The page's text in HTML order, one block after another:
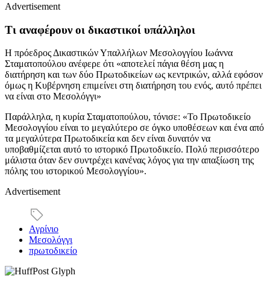
Advertisement
Τι αναφέρουν οι δικαστικοί υπάλληλοι
Η πρόεδρος Δικαστικών Υπαλλήλων Μεσολογγίου Ιωάννα
Σταματοπούλου ανέφερε ότι «αποτελεί πάγια θέση μας η
διατήρηση και των δύο Πρωτοδικείων ως κεντρικών, αλλά εφόσον
όμως η Κυβέρνηση επιμείνει στη διατήρηση του ενός, αυτό πρέπει
να είναι στο Μεσολόγγι»
Παράλληλα, η κυρία Σταματοπούλου, τόνισε: «Το Πρωτοδικείο
Μεσολογγίου είναι το μεγαλύτερο σε όγκο υποθέσεων και ένα από
τα μεγαλύτερα Πρωτοδικεία και δεν είναι δυνατόν να
υποβαθμίζεται αυτό το ιστορικό Πρωτοδικείο. Πολύ περισσότερο
μάλιστα όταν δεν συντρέχει κανένας λόγος για την απαξίωση της
πόλης του ιστορικού Μεσολογγίου».
Advertisement
Αγρίνιο
Μεσολόγγι
πρωτοδικείο